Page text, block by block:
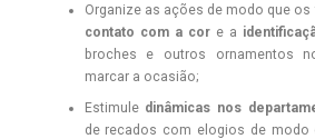
Organize as ações de modo que
contato com a core a
broches e outros ornamentos
marcar a ocasião;
Estimule dinâmicas nos
de recados com elogios de modo